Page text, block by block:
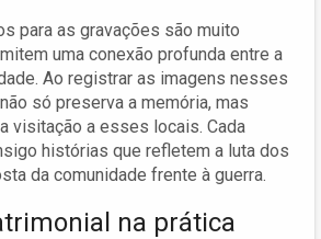
para as gravações são muito
uma conexão profunda entre a
Ao registrar as imagens nesses
só preserva a memória, mas
visitação a esses locais. Cada
histórias que refletem a luta dos
da comunidade frente à guerra.
na prática